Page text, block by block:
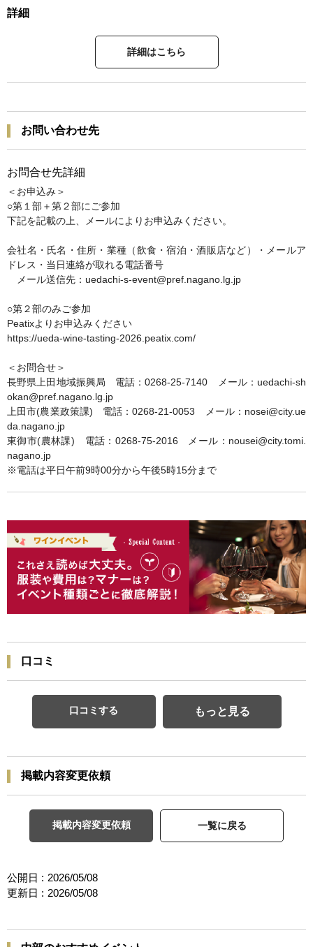
詳細
詳細はこちら
お問い合わせ先
お問合せ先詳細
＜お申込み＞
○第１部＋第２部にご参加
下記を記載の上、メールによりお申込みください。
会社名・氏名・住所・業種（飲食・宿泊・酒販店など）・メールア
ドレス・当日連絡が取れる電話番号
メール送信先：uedachi-s-event@pref.nagano.lg.jp
○第２部のみご参加
Peatixよりお申込みください
https://ueda-wine-tasting-2026.peatix.com/
＜お問合せ＞
長野県上田地域振興局 電話：0268-25-7140 メール：uedachi-sh
okan@pref.nagano.lg.jp
上田市(農業政策課) 電話：0268-21-0053 メール：nosei@city.ue
da.nagano.jp
東御市(農林課) 電話：0268-75-2016 メール：nousei@city.tomi.
nagano.jp
※電話は平日午前9時00分から午後5時15分まで
口コミ
口コミする もっと見る
掲載内容変更依頼
掲載内容変更依頼 一覧に戻る
公開日 : 2026/05/08
更新日 : 2026/05/08